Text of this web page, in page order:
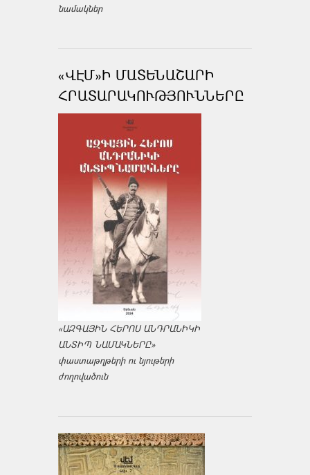
նամակներ
«ՎԷՄ»Ի ՄԱՏԵՆԱՇԱՐԻ
ՀՐԱՏԱՐԱԿՈՒԹՅՈՒՆՆԵՐԸ
«ԱԶԳԱՅԻՆ ՀԵՐՈՍ ԱՆԴՐԱՆԻԿԻ
ԱՆՏԻՊ ՆԱՄԱԿՆԵՐԸ»
փաստաթղթերի ու նյութերի
ժողովածուն